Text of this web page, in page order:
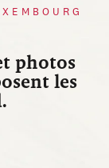
photos
les